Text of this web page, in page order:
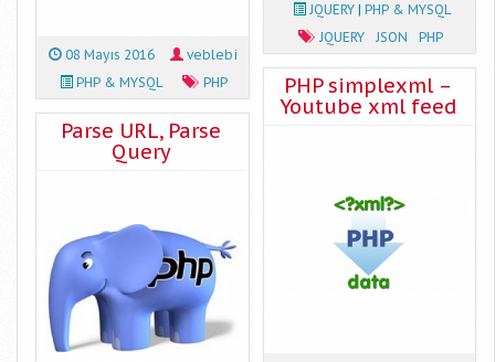
08 Mayıs 2016
veblebi
PHP & MYSQL
PHP
Parse URL, Parse
Query
JQUERY| PHP & MYSQL
JQUERY
JSON PHP
PHP simplexml –
Youtube xml feed